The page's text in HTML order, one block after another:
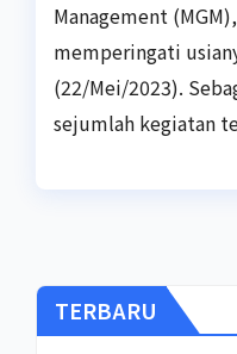
Management
memperingati
(22/Mei/2023).
sejumlah kegiatan
TERBARU